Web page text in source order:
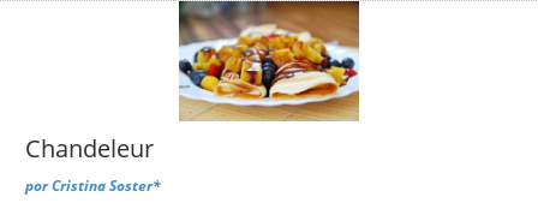
Chandeleur
porCristina Soster*